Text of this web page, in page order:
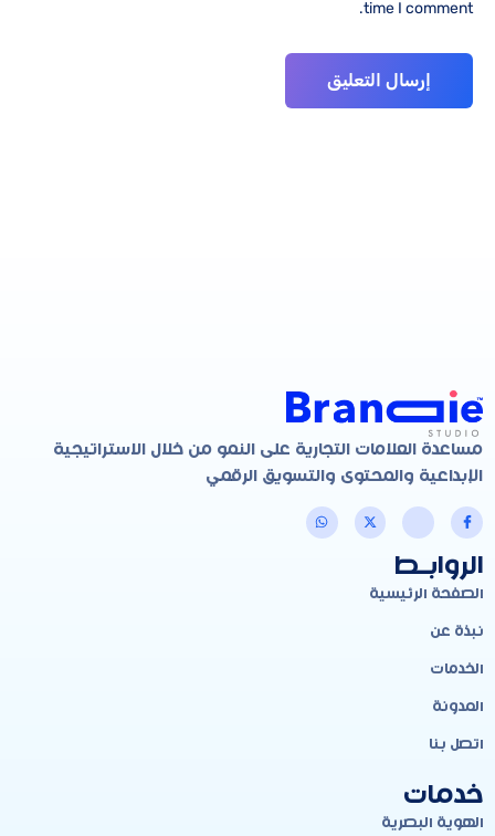
time I comment.
مساعدة العلامات التجارية على النمو من خلال الاستراتيجية
الإبداعية والمحتوى والتسويق الرقمي
الروابـط
الصفحة الرئيسية
نبذة عن
الخدمات
المدونة
اتصل بنا
خدمات
الهوية البصرية